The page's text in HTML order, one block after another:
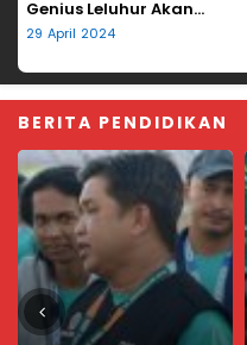
Genius Leluhur Akan
Hilang
29 April 2024
BERITA PENDIDIKAN